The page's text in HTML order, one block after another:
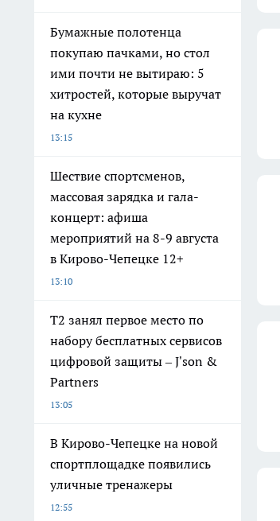
Бумажные полотенца
покупаю пачками, но стол
ими почти не вытираю: 5
хитростей, которые выручат
на кухне
13:15
Шествие спортсменов,
массовая зарядка и гала-
концерт: афиша
мероприятий на 8-9 августа
в Кирово-Чепецке 12+
13:10
Т2 занял первое место по
набору бесплатных сервисов
цифровой защиты – J'son &
Partners
13:05
В Кирово-Чепецке на новой
спортплощадке появились
уличные тренажеры
12:55